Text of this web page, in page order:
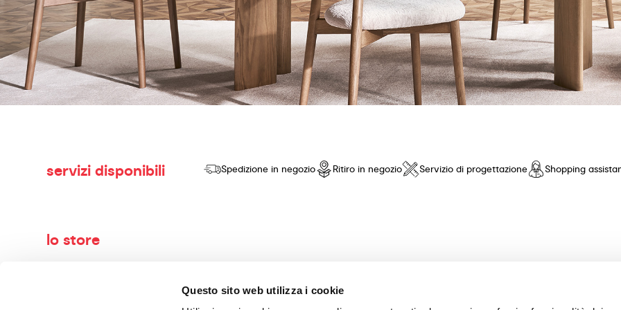
Questo sito web utilizza i cookie
servizi disponibili Spedizione in negozio Ritiro in negozio Servizio di progettazione Shopping
lo store
Benvenuti nel mondo di Calligaris, il tuo negozio di arredamento di fiducia! Offriamo una selezione esclusiva di mobili e accessori
vendere prodotti di alta qualità, design innovativo e comfort senza pari. Scopri le nostre collezioni di tavoli, sedie, letti, divani e